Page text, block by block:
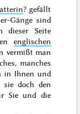
? gefällt
Gänge sind
dieser Seite
englischen
vermißt man
manches
in Ihnen und
doch den
Sie und die